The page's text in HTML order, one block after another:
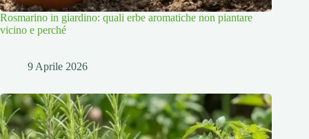
Rosmarino in giardino: quali erbe aromatiche non piantare
vicino e perché
9 Aprile 2026